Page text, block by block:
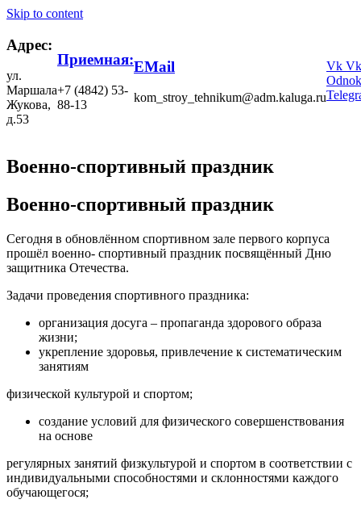
Skip to content
Адрес:
ул.
Маршала
Жукова,
д.53
Приемная:
+7 (4842) 53-
88-13
EMail
kom_stroy_tehnikum@adm.kaluga.ru
Vk Vk
Военно-спортивный праздник
Военно-спортивный праздник
Сегодня в обновлённом спортивном зале первого корпуса
прошёл военно- спортивный праздник посвящённый Дню
защитника Отечества.
Задачи проведения спортивного праздника:
организация досуга ‒ пропаганда здорового образа
жизни;
укрепление здоровья, привлечение к систематическим
занятиям
физической культурой и спортом;
создание условий для физического совершенствования
на основе
регулярных занятий физкультурой и спортом в соответствии с
индивидуальными способностями и склонностями каждого
обучающегося;